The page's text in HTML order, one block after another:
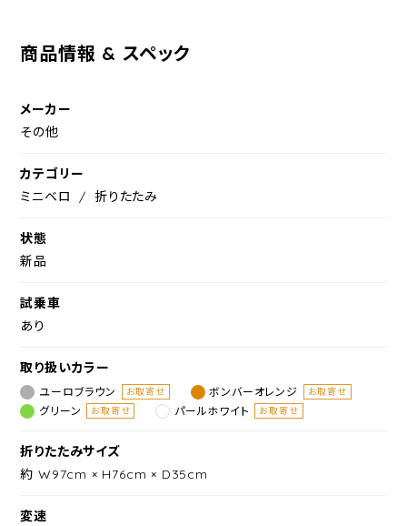
商品情報 & スペック
メーカー
その他
カテゴリー
ミニベロ
折りたたみ
状態
新品
試乗車
あり
取り扱いカラー
ユーロブラウン お取寄せ ボンバーオレンジ お取寄せ
グリーン お取寄せ パールホワイト お取寄せ
折りたたみサイズ
約 W97cm × H76cm × D35cm
変速